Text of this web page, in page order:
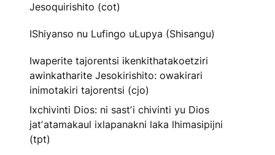
Jesoquirishito (cot)
IShiyanso nu Lufingo uLupya (Shisangu)
Iwaperite tajorentsi ikenkithatakoetziri
awinkatharite Jesokirishito: owakirari
inimotakiri tajorentsi (cjo)
Ixchivinti Dios: ni sastʼi chivinti yu Dios
jatʼatamakaul ixlapanakni laka lhimasipijni
(tpt)